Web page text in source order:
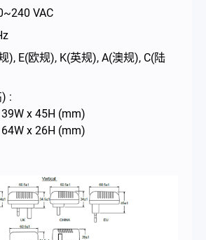
VAC
), E(欧规), K(英规), A(澳规), C(陆
:
x 45H (mm)
x 26H (mm)